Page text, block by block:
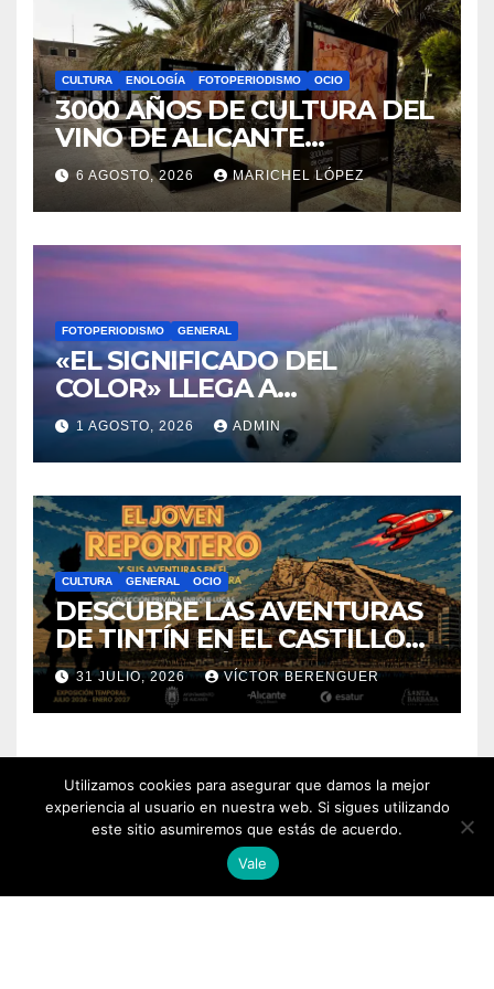
CULTURA ENOLOGÍA FOTOPERIODISMO OCIO
3000 AÑOS DE CULTURA DEL
VINO DE ALICANTE
RENACEN EN EL CASTILLO
DE SANTA BÁRBARA
6 AGOSTO, 2026 MARICHEL LÓPEZ
FOTOPERIODISMO GENERAL
«EL SIGNIFICADO DEL
COLOR» LLEGA A
VILLAJOYOSA
1 AGOSTO, 2026 ADMIN
CULTURA GENERAL OCIO
DESCUBRE LAS AVENTURAS
DE TINTÍN EN EL CASTILLO
DE SANTA BÁRBARA DE
ALICANTE
31 JULIO, 2026 VÍCTOR BERENGUER
Utilizamos cookies para asegurar que damos la mejor
experiencia al usuario en nuestra web. Si sigues utilizando
este sitio asumiremos que estás de acuerdo.
Vale